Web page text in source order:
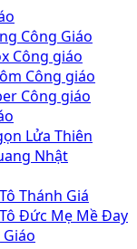
Công Giáo
Công giáo
Công giáo
Công giáo
Lửa Thiên
Nhật
Thánh Giá
Đức Mẹ Mề Đay